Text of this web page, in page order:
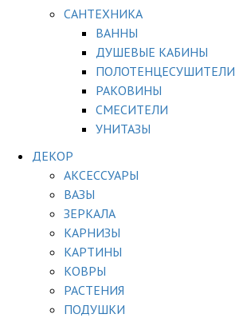
САНТЕХНИКА
ВАННЫ
ДУШЕВЫЕ КАБИНЫ
ПОЛОТЕНЦЕСУШИТЕЛИ
РАКОВИНЫ
СМЕСИТЕЛИ
УНИТАЗЫ
ДЕКОР
АКСЕССУАРЫ
ВАЗЫ
ЗЕРКАЛА
КАРНИЗЫ
КАРТИНЫ
КОВРЫ
РАСТЕНИЯ
ПОДУШКИ